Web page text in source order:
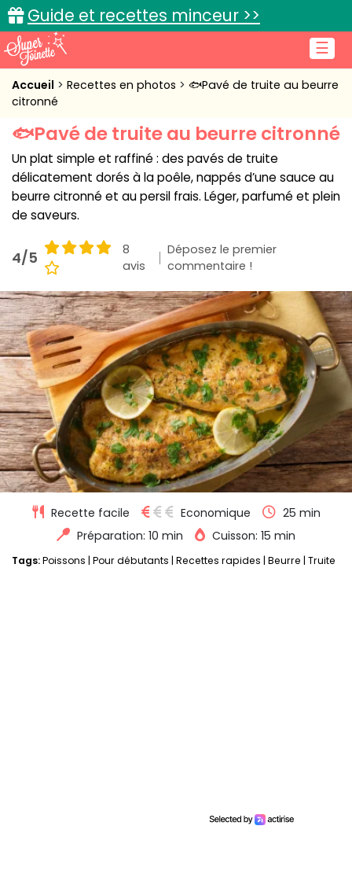
☰
Guide et recettes minceur >>
Accueil
Cuisine pratique
L'actu cuisine
Connexion
Accueil Recettes en photos
🐟Pavé de truite au beurre
citronné
🐟Pavé de truite au beurre citronné
Un plat simple et raffiné : des pavés de truite
délicatement dorés à la poêle, nappés d’une sauce au
beurre citronné et au persil frais. Léger, parfumé et plein
de saveurs.
4/5
8
avis
Déposez le premier
commentaire !
Recette facile Economique
25 min
Préparation: 10 min
Cuisson: 15 min
Tags:Poissons Pour débutants Recettes rapides Beurre Truite